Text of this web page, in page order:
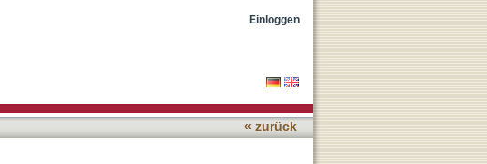
During Pregnancy:Einloggen
« zurück